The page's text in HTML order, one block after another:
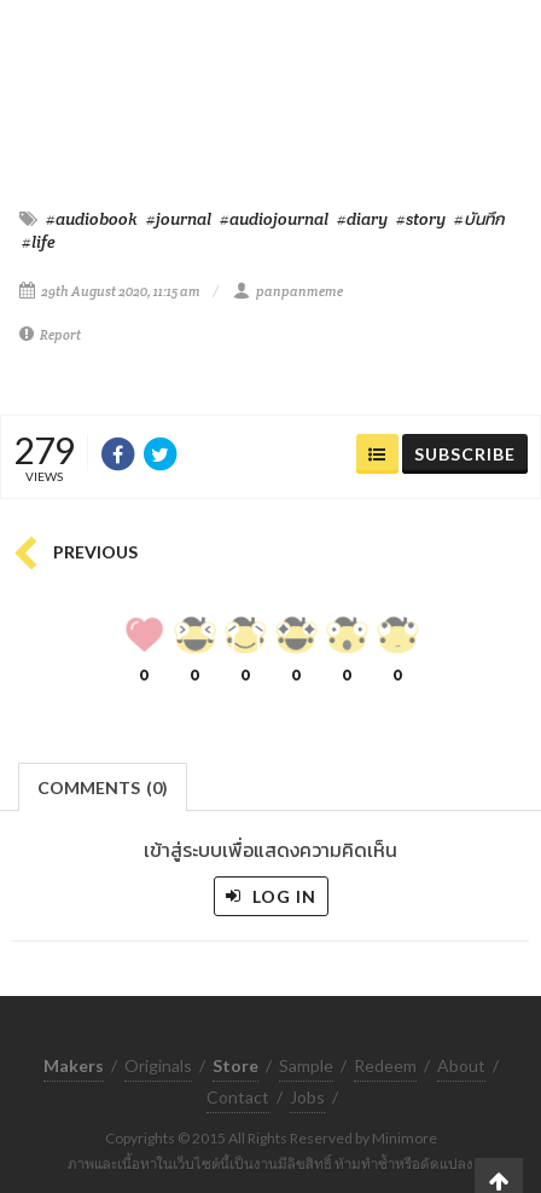
#audiobook #journal #audiojournal #diary #story #บันทึก
#life
29th August 2020, 11:15 am panpanmeme
Report
279
VIEWS
SUBSCRIBE
PREVIOUS
0 0 0 0 0 0
COMMENTS (0)
เข้าสู่ระบบเพื่อแสดงความคิดเห็น
LOG IN
Makers / Originals / Store / Sample / Redeem / About /
Contact / Jobs /
Copyrights © 2015 All Rights Reserved by Minimore
ภาพและเนื้อหาในเว็บไซต์นี้เป็นงานมีลิขสิทธิ์ ห้ามทำซ้ำหรือดัดแปลง